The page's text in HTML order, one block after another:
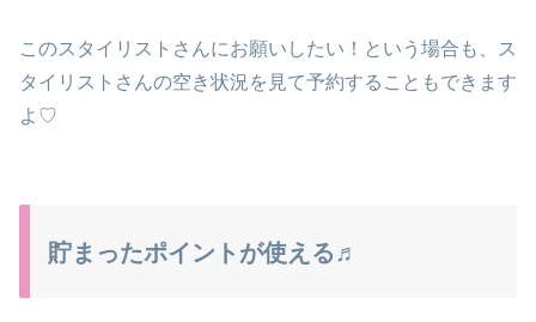
このスタイリストさんにお願いしたい！という場合も、ス
タイリストさんの空き状況を見て予約することもできます
よ♡
貯まったポイントが使える♬